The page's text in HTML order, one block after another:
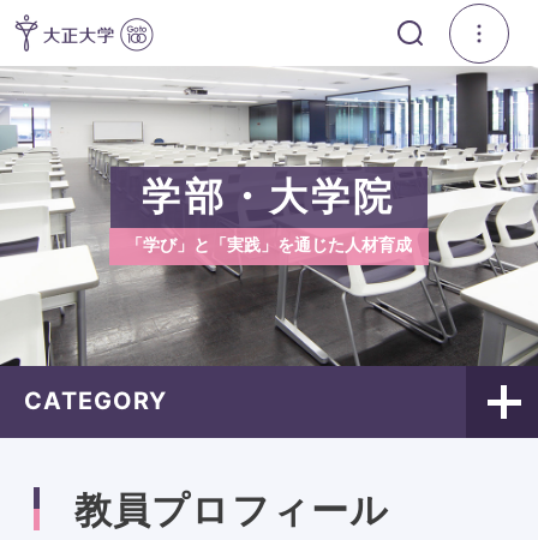
学部・大学院
「学び」と「実践」を通じた人材育成
CATEGORY
教員プロフィール